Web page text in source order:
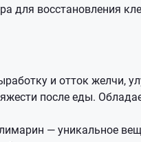
для восстановления
и отток желчи,
после еды.
— уникальное